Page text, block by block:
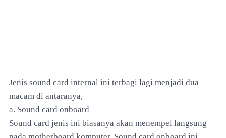
Jenis sound card internal ini terbagi lagi menjadi dua
macam di antaranya,
a. Sound card onboard
Sound card jenis ini biasanya akan menempel langsung